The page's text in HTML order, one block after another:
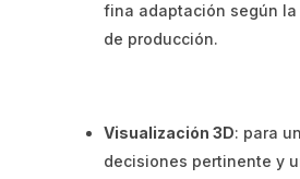
fina adaptación según la
de producción.
Visualización 3D: para
decisiones pertinente y